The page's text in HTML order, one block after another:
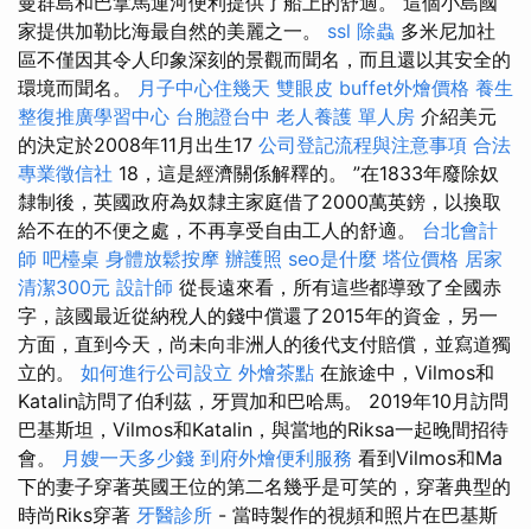
家提供加勒比海最自然的美麗之一。 ssl 除蟲 多米尼加社
區不僅因其令人印象深刻的景觀而聞名，而且還以其安全的
環境而聞名。 月子中心住幾天 雙眼皮 buffet外燴價格 養生
整復推廣學習中心 台胞證台中 老人養護 單人房 介紹美元
的決定於2008年11月出生17 公司登記流程與注意事項 合法
專業徵信社 18，這是經濟關係解釋的。 ”在1833年廢除奴
隸制後，英國政府為奴隸主家庭借了2000萬英鎊，以換取
給不在的不便之處，不再享受自由工人的舒適。 台北會計
師 吧檯桌 身體放鬆按摩 辦護照 seo是什麼 塔位價格 居家
清潔300元 設計師 從長遠來看，所有這些都導致了全國赤
字，該國最近從納稅人的錢中償還了2015年的資金，另一
方面，直到今天，尚未向非洲人的後代支付賠償，並寫道獨
立的。 如何進行公司設立 外燴茶點 在旅途中，Vilmos和
Katalin訪問了伯利茲，牙買加和巴哈馬。 2019年10月訪問
巴基斯坦，Vilmos和Katalin，與當地的Riksa一起晚間招待
會。 月嫂一天多少錢 到府外燴便利服務 看到Vilmos和Ma
下的妻子穿著英國王位的第二名幾乎是可笑的，穿著典型的
時尚Riks穿著 牙醫診所 - 當時製作的視頻和照片在巴基斯